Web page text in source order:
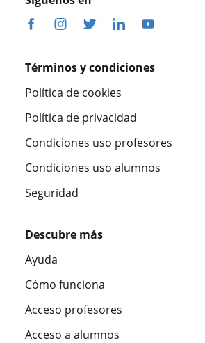
Términos y condiciones
Política de cookies
Política de privacidad
Condiciones uso profesores
Condiciones uso alumnos
Seguridad
Descubre más
Ayuda
Cómo funciona
Acceso profesores
Acceso a alumnos